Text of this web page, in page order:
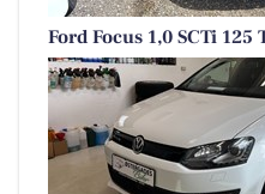
Ford Focus 1,0 SCTi